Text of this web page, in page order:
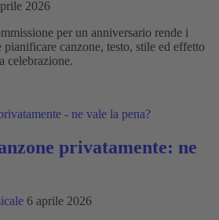
2026
per un anniversario rende i
canzone, testo, stile ed effetto
celebrazione.
privatamente: ne
6 aprile 2026